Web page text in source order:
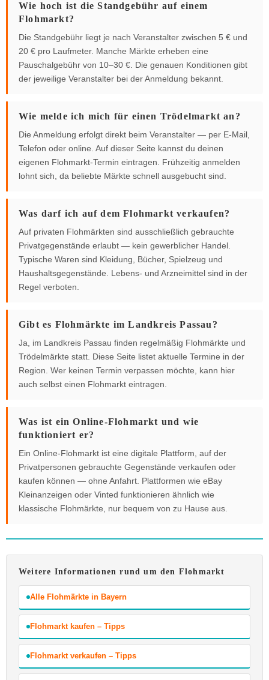
Wie hoch ist die Standgebühr auf einem
Flohmarkt?
Die Standgebühr liegt je nach Veranstalter zwischen 5 € und
20 € pro Laufmeter. Manche Märkte erheben eine
Pauschalgebühr von 10–30 €. Die genauen Konditionen gibt
der jeweilige Veranstalter bei der Anmeldung bekannt.
Wie melde ich mich für einen Trödelmarkt an?
Die Anmeldung erfolgt direkt beim Veranstalter — per E-Mail,
Telefon oder online. Auf dieser Seite kannst du deinen
eigenen Flohmarkt-Termin eintragen. Frühzeitig anmelden
lohnt sich, da beliebte Märkte schnell ausgebucht sind.
Was darf ich auf dem Flohmarkt verkaufen?
Auf privaten Flohmärkten sind ausschließlich gebrauchte
Privatgegenstände erlaubt — kein gewerblicher Handel.
Typische Waren sind Kleidung, Bücher, Spielzeug und
Haushaltsgegenstände. Lebens- und Arzneimittel sind in der
Regel verboten.
Gibt es Flohmärkte im Landkreis Passau?
Ja, im Landkreis Passau finden regelmäßig Flohmärkte und
Trödelmärkte statt. Diese Seite listet aktuelle Termine in der
Region. Wer keinen Termin verpassen möchte, kann hier
auch selbst einen Flohmarkt eintragen.
Was ist ein Online-Flohmarkt und wie
funktioniert er?
Ein Online-Flohmarkt ist eine digitale Plattform, auf der
Privatpersonen gebrauchte Gegenstände verkaufen oder
kaufen können — ohne Anfahrt. Plattformen wie eBay
Kleinanzeigen oder Vinted funktionieren ähnlich wie
klassische Flohmärkte, nur bequem von zu Hause aus.
Weitere Informationen rund um den Flohmarkt
Alle Flohmärkte in Bayern
Flohmarkt kaufen – Tipps
Flohmarkt verkaufen – Tipps